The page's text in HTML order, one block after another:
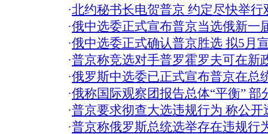
·北约秘书长电贺普京 约定尽快举行
·俄中选委正式宣布普京当选俄新一
·俄中选委正式确认普京胜选 拟5月
·普京称竞选对手普罗霍罗夫可在新
·俄罗斯中选委已正式宣布普京在总
·俄称国际观察团报告总体“平衡” 部
·普京要求彻查大选违规行为 称公开
·普京称俄罗斯总统选举存在违规行